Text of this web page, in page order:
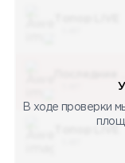
В ходе проверки